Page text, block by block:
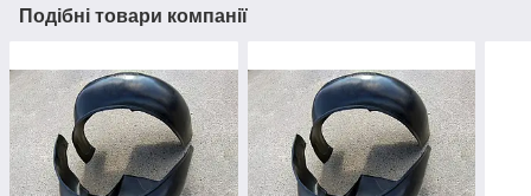
Подібні товари компанії